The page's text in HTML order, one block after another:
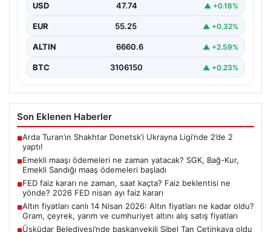
USD 47.74 ▲ +0.18%
EUR 55.25 ▲ +0.32%
ALTIN 6660.6 ▲ +2.59%
BTC 3106150 ▲ +0.23%
Son Eklenen Haberler
■Arda Turan’ın Shakhtar Donetsk’i Ukrayna Ligi’nde 2’de 2
yaptı!
■Emekli maaşı ödemeleri ne zaman yatacak? SGK, Bağ-Kur,
Emekli Sandığı maaş ödemeleri başladı
■FED faiz kararı ne zaman, saat kaçta? Faiz beklentisi ne
yönde? 2026 FED nisan ayı faiz kararı
■Altın fiyatları canlı 14 Nisan 2026: Altın fiyatları ne kadar oldu?
Gram, çeyrek, yarım ve cumhuriyet altını alış satış fiyatları
■Üsküdar Belediyesi’nde başkanvekili Sibel Tan Çetinkaya oldu